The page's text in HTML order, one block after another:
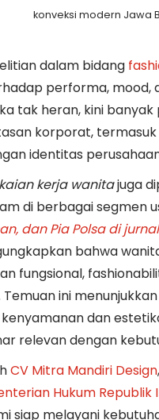
konveksi modern Jawa
dalam bidang
performa,
tak heran, kini
korporat,
identitas
kerja wanitajuga
di berbagai segmen
dan Pia Polsa di
bahwa
fungsional,
ini
dan
relevan dengan
CV Mitra Mandiri Design
Hukum Republik
siap melayani